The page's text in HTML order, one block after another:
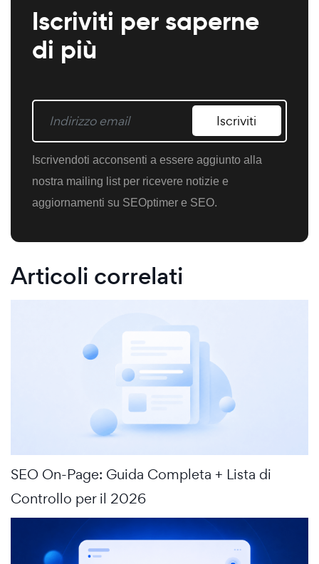
Iscriviti per saperne
di più
Iscriviti
Iscrivendoti acconsenti a essere aggiunto alla
nostra mailing list per ricevere notizie e
aggiornamenti su SEOptimer e SEO.
Articoli correlati
SEO On-Page: Guida Completa + Lista di
Controllo per il 2026